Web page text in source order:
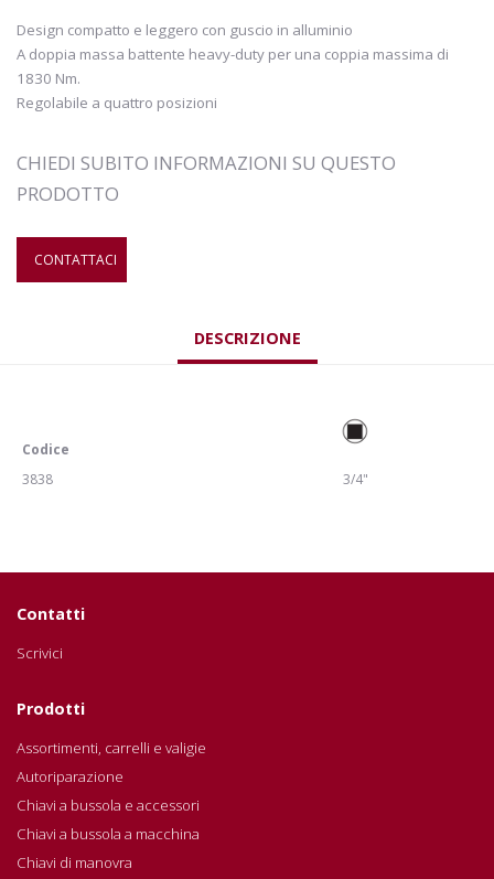
Design compatto e leggero con guscio in alluminio
A doppia massa battente heavy-duty per una coppia massima di
1830 Nm.
Regolabile a quattro posizioni
CHIEDI SUBITO INFORMAZIONI SU QUESTO
PRODOTTO
CONTATTACI
DESCRIZIONE
Codice
3838
3/4"
Contatti
Scrivici
Prodotti
Assortimenti, carrelli e valigie
Autoriparazione
Chiavi a bussola e accessori
Chiavi a bussola a macchina
Chiavi di manovra